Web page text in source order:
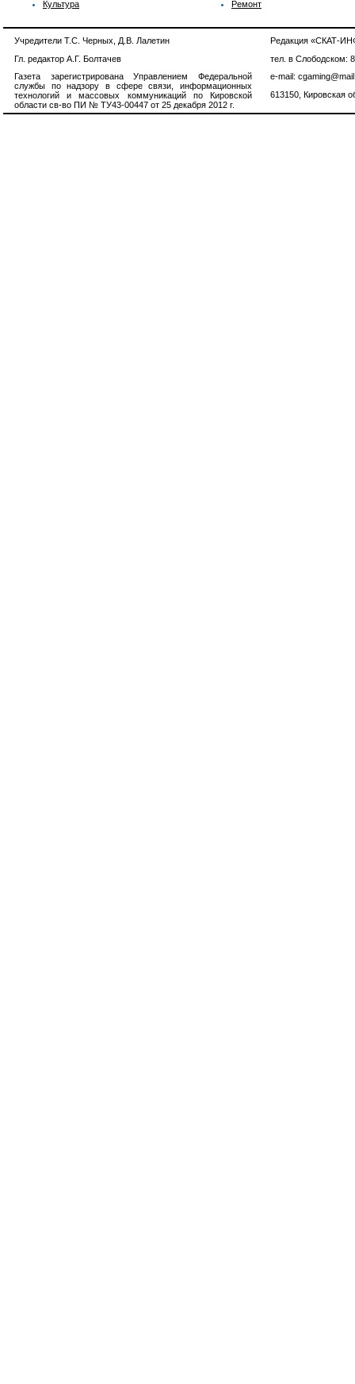
Культура Ремонт
Учредители Т.С. Черных, Д.В. Лалетин
Гл. редактор А.Г. Болтачев
Газета зарегистрирована Управлением Федеральной
службы по надзору в сфере связи, информационных
технологий и массовых коммуникаций по Кировской
области св-во ПИ № ТУ43-00447 от 25 декабря 2012 г.
Редакция «СКАТ-
тел. в Слободском:
e-mail:
613150, Кировская